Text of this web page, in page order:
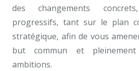
des changements
progressifs, tant sur le plan
stratégique, afin de vous
but commun et
ambitions.